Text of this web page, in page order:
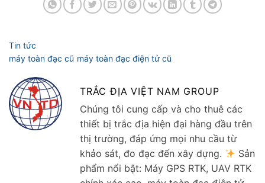
TRẮC ĐỊA VIỆT NAM GROUP
Chúng tôi cung cấp và cho thuê các
thiết bị trắc địa hiện đại hàng đầu trên
thị trường, đáp ứng mọi nhu cầu từ
khảo sát, đo đạc đến xây dựng.
Sản
phẩm nổi bật: Máy GPS RTK, UAV RTK